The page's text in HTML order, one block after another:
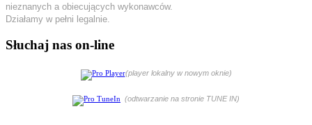
nieznanych a obiecujących wykonawców.
Działamy w pełni legalnie.
Słuchaj nas on-line
(player lokalny w nowym oknie)
(odtwarzanie na stronie TUNE IN)